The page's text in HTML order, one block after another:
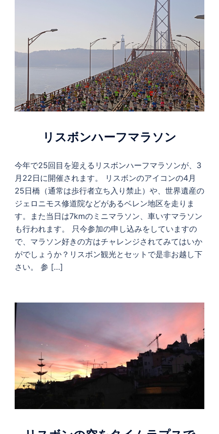
リスボンハーフマラソン
今年で25回目を迎えるリスボンハーフマラソンが、3
月22日に開催されます。 リスボンのアイコンの4月
25日橋（通常は歩行者立ち入り禁止）や、世界遺産の
ジェロニモス修道院などがあるベレン地区を走りま
す。また当日は7kmのミニマラソン、車いすマラソン
も行われます。 只今参加の申し込みをしていますの
で、マラソン好きの方はチャレンジされてみてはいか
がでしょうか？リスボン観光とセットで是非お越し下
さい。 参 […]